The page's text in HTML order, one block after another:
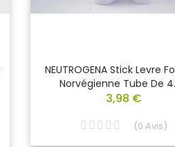
NEUTROGENA Stick Levre
Norvégienne Tube De
3,98 €
(0 Avis)